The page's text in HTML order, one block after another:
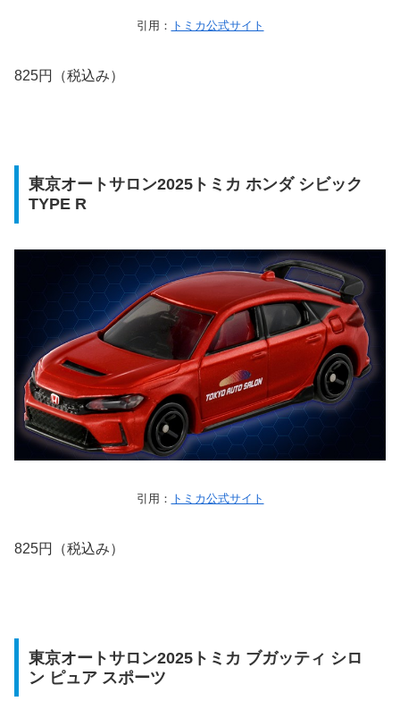
引用： トミカ公式サイト
825円（税込み）
東京オートサロン2025トミカ ホンダ シビック
TYPE R
引用： トミカ公式サイト
825円（税込み）
東京オートサロン2025トミカ ブガッティ シロ
ン ピュア スポーツ